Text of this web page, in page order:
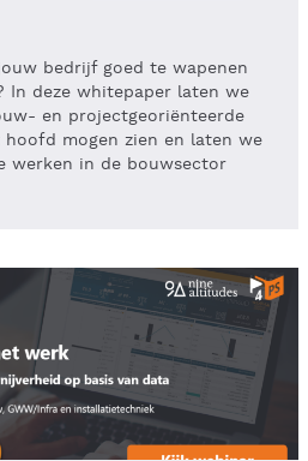
bedrijf goed te wapenen
In deze whitepaper laten we
en projectgeoriënteerde
mogen zien en laten we
werken in de bouwsector